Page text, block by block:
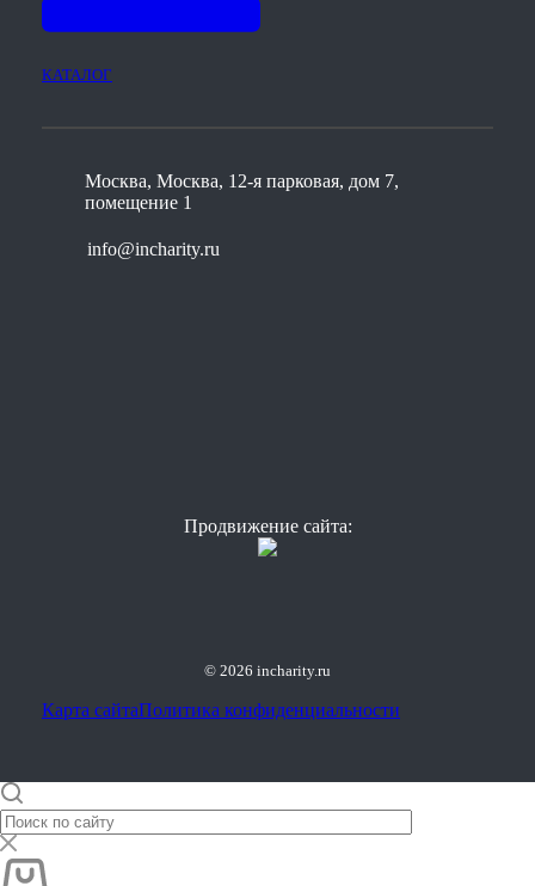
КАТАЛОГ
Продвижение сайта:
Москва, Москва, 12-я парковая, дом 7,
помещение 1
info@incharity.ru
© 2026 incharity.ru
Карта сайтаПолитика конфиденциальности